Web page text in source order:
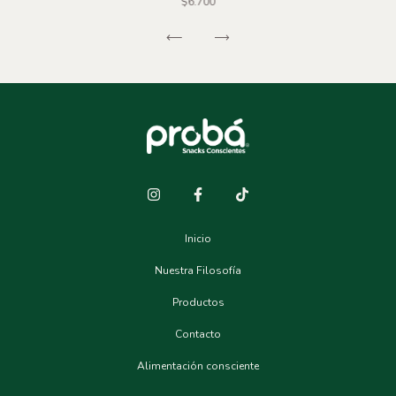
Inicio
Nuestra Filosofía
Productos
Contacto
Alimentación consciente